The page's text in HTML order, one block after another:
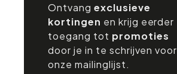
Ontvang exclusieve
kortingen en krijg eerder
toegang tot promoties
door je in te schrijven voor
onze mailinglijst.